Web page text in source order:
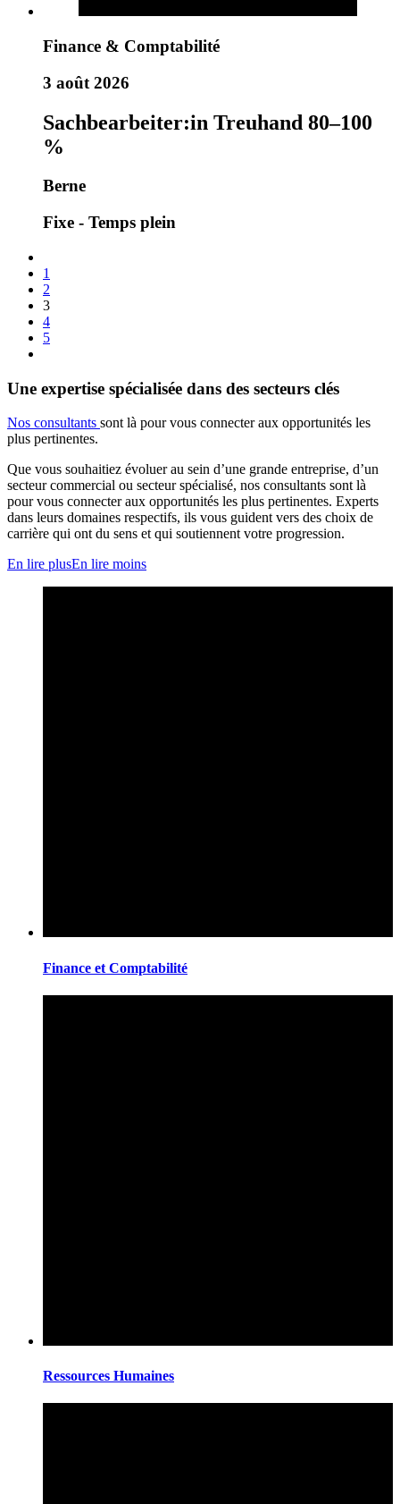
Finance & Comptabilité
3 août 2026
Sachbearbeiter:in Treuhand 80–100
%
Berne
Fixe - Temps plein
1
2
3
4
5
Une expertise spécialisée dans des secteurs clés
Nos consultants sont là pour vous connecter aux opportunités les
plus pertinentes.
Que vous souhaitiez évoluer au sein d’une grande entreprise, d’un
secteur commercial ou secteur spécialisé, nos consultants sont là
pour vous connecter aux opportunités les plus pertinentes. Experts
dans leurs domaines respectifs, ils vous guident vers des choix de
carrière qui ont du sens et qui soutiennent votre progression.
En lire plusEn lire moins
Finance et Comptabilité
Ressources Humaines